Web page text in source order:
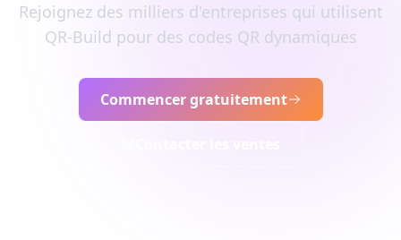
Rejoignez des milliers d'entreprises qui utilisent
QR-Build pour des codes QR dynamiques
Commencer gratuitement